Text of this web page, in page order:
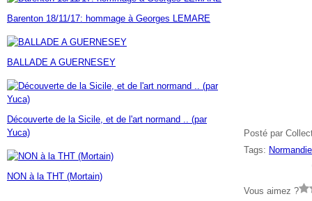
Janvier(7)
Février(9)
Janvier(18)
Mars(60)
Février(24)
Janvier(23)
Avril(14)
Mars (17)
Février(46)
Janvier (35)
Barenton 18/11/17: hommage à Georges LEMARE
BALLADE A GUERNESEY
Découverte de la Sicile, et de l'art normand .. (par
Yuca)
NON à la THT (Mortain)
Posté par
Tags:
Vous aimez ?